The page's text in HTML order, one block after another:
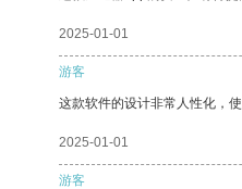
2025-01-01
游客
这款软件的设计非常人性化，使
2025-01-01
游客